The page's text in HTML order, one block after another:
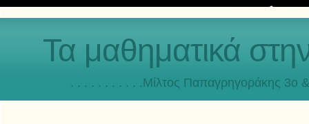
Τα μαθηματικά
. . . . . . . . . . .Μίλτος Παπαγρηγοράκης 3o